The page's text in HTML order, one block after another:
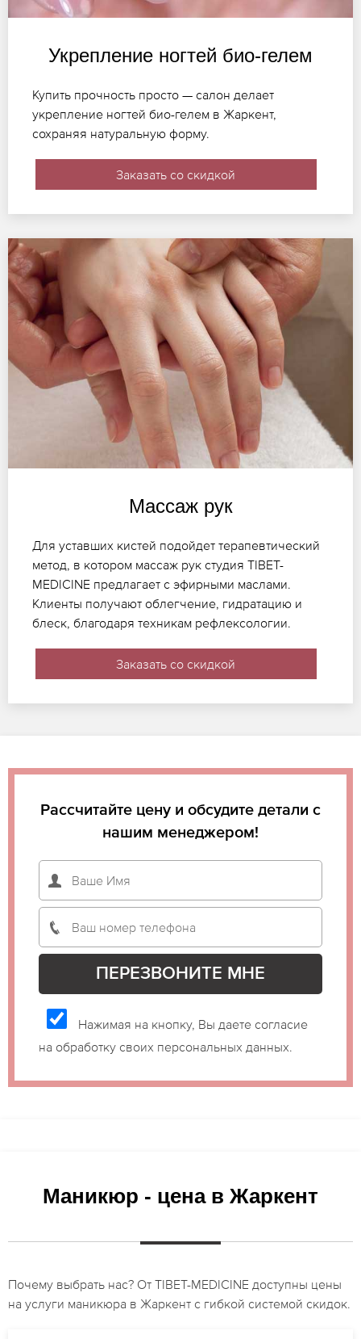
Укрепление ногтей био-гелем
Купить прочность просто — салон делает
укрепление ногтей био-гелем в Жаркент,
сохраняя натуральную форму.
Заказать со скидкой
Массаж рук
Для уставших кистей подойдет терапевтический
метод, в котором массаж рук студия TIBET-
MEDICINE предлагает с эфирными маслами.
Клиенты получают облегчение, гидратацию и
блеск, благодаря техникам рефлексологии.
Заказать со скидкой
Рассчитайте цену и обсудите детали с
нашим менеджером!
Нажимая на кнопку, Вы даете согласие
на обработку своих персональных данных.
Маникюр - цена в Жаркент
Почему выбрать нас? От TIBET-MEDICINE доступны цены
на услуги маникюра в Жаркент с гибкой системой скидок.